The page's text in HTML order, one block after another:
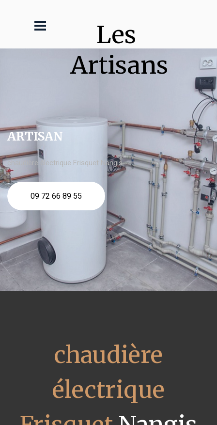
Les
Artisans
ARTISAN
chaudière électrique Frisquet Nangis
09 72 66 89 55
chaudière
électrique